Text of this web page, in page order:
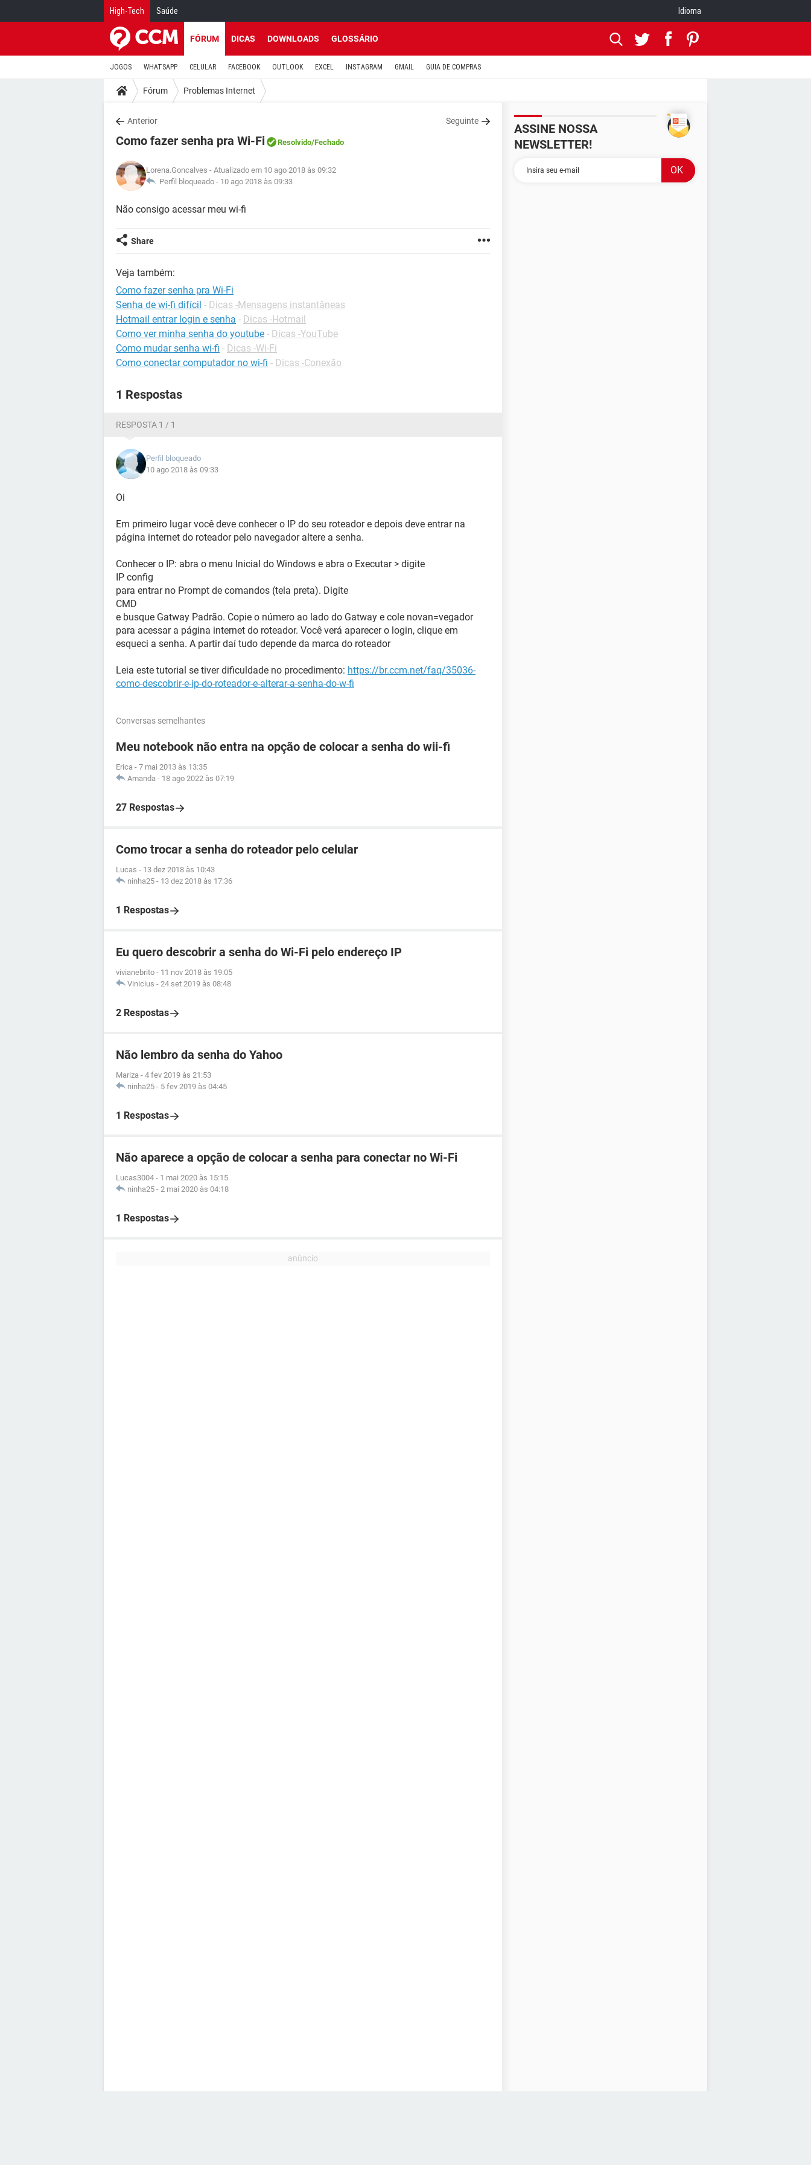
High-Tech Saúde Idioma
FÓRUM DICAS DOWNLOADS GLOSSÁRIO
JOGOS WHATSAPP CELULAR FACEBOOK OUTLOOK EXCEL INSTAGRAM GMAIL GUIA DE COMPRAS
Fórum Problemas Internet
Anterior Seguinte
Como fazer senha pra Wi-Fi Resolvido/Fechado
Lorena.Goncalves - Atualizado em 10 ago 2018 às 09:32
Perfil bloqueado - 10 ago 2018 às 09:33
Não consigo acessar meu wi-fi
Share
Veja também:
Como fazer senha pra Wi-Fi
Senha de wi-fi difícil - Dicas -Mensagens instantâneas
Hotmail entrar login e senha - Dicas -Hotmail
Como ver minha senha do youtube - Dicas -YouTube
Como mudar senha wi-fi - Dicas -Wi-Fi
Como conectar computador no wi-fi - Dicas -Conexão
1 Respostas
RESPOSTA 1 / 1
Perfil bloqueado
10 ago 2018 às 09:33
Oi
Em primeiro lugar você deve conhecer o IP do seu roteador e depois deve entrar na
página internet do roteador pelo navegador altere a senha.
Conhecer o IP: abra o menu Inicial do Windows e abra o Executar > digite
IP config
para entrar no Prompt de comandos (tela preta). Digite
CMD
e busque Gatway Padrão. Copie o número ao lado do Gatway e cole novan=vegador
para acessar a página internet do roteador. Você verá aparecer o login, clique em
esqueci a senha. A partir daí tudo depende da marca do roteador
Leia este tutorial se tiver dificuldade no procedimento: https://br.ccm.net/faq/35036-
como-descobrir-e-ip-do-roteador-e-alterar-a-senha-do-w-fi
Conversas semelhantes
Meu notebook não entra na opção de colocar a senha do wii-fi
Erica - 7 mai 2013 às 13:35
Amanda - 18 ago 2022 às 07:19
27 Respostas
Como trocar a senha do roteador pelo celular
Lucas - 13 dez 2018 às 10:43
ninha25 - 13 dez 2018 às 17:36
1 Respostas
Eu quero descobrir a senha do Wi-Fi pelo endereço IP
vivianebrito - 11 nov 2018 às 19:05
Vinicius - 24 set 2019 às 08:48
2 Respostas
Não lembro da senha do Yahoo
Mariza - 4 fev 2019 às 21:53
ninha25 - 5 fev 2019 às 04:45
1 Respostas
Não aparece a opção de colocar a senha para conectar no Wi-Fi
Lucas3004 - 1 mai 2020 às 15:15
ninha25 - 2 mai 2020 às 04:18
1 Respostas
ASSINE NOSSA
NEWSLETTER!